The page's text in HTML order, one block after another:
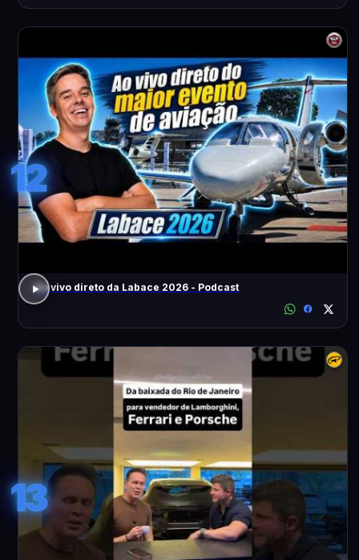
12
Ao vivo direto da Labace 2026 - Podcast
13